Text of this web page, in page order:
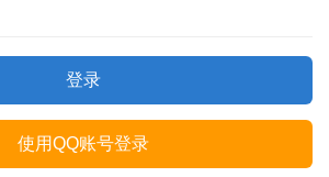
登录
使用QQ账号登录